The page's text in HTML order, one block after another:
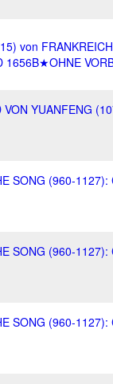
von
1656B★OHNE
YUANFENG
SONG (960-
SONG (960-
SONG (960-